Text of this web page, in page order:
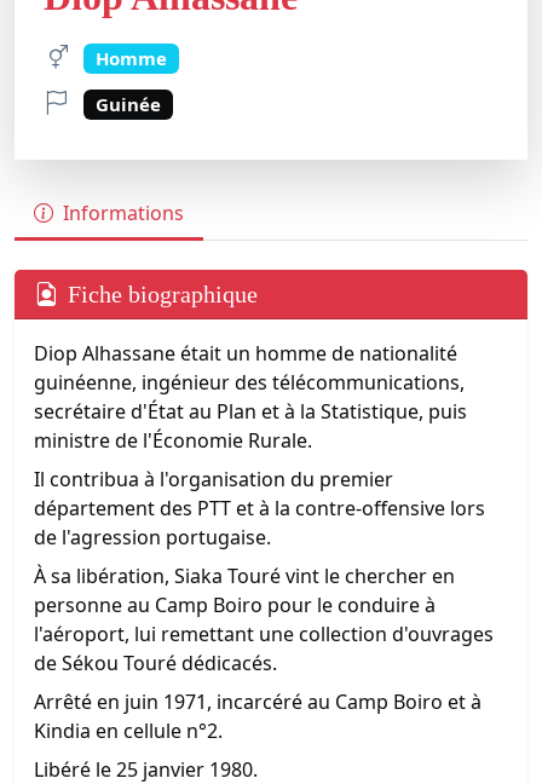
Homme
Guinée
Informations
Fiche biographique
Diop Alhassane était un homme de nationalité
guinéenne, ingénieur des télécommunications,
secrétaire d'État au Plan et à la Statistique, puis
ministre de l'Économie Rurale.
Il contribua à l'organisation du premier
département des PTT et à la contre-offensive lors
de l'agression portugaise.
À sa libération, Siaka Touré vint le chercher en
personne au Camp Boiro pour le conduire à
l'aéroport, lui remettant une collection d'ouvrages
de Sékou Touré dédicacés.
Arrêté en juin 1971, incarcéré au Camp Boiro et à
Kindia en cellule n°2.
Libéré le 25 janvier 1980.